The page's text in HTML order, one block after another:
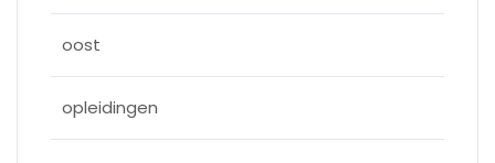
oost
opleidingen